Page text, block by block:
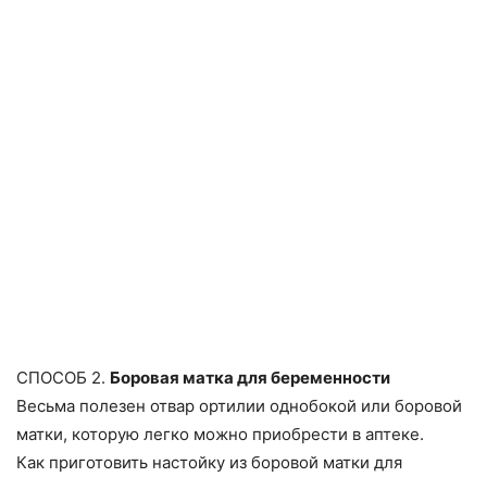
СПОСОБ 2. Боровая матка для беременности
Весьма полезен отвар ортилии однобокой или боровой
матки, которую легко можно приобрести в аптеке.
Как приготовить настойку из боровой матки для